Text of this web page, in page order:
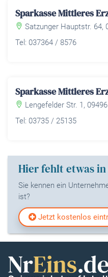
Sparkasse Mittleres
Satzunger Hauptstr. 64,
Tel: 037364 / 8576
Sparkasse Mittleres
Lengefelder Str. 1,
Tel: 03735 / 25135
Hier fehlt etwas
Sie kennen ein
ist?
Jetzt kostenlos